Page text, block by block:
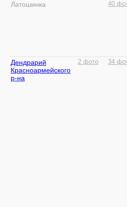
Латошинка 40
Дендрарий
Красноармейского
р-на
2 фото 34